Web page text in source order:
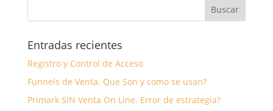
Entradas recientes
Registro y Control de Acceso
Funnels de Venta. Que Son y como se usan?
Primark SIN Venta On Line. Error de estrategia?